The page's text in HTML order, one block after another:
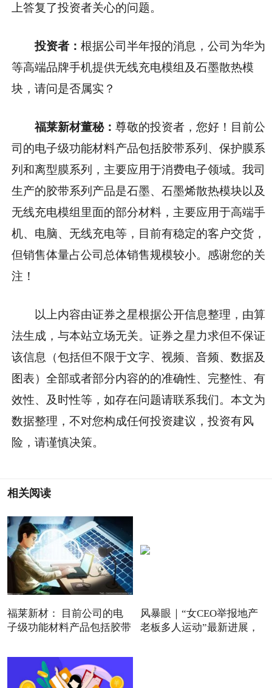
上答复了投资者关心的问题。
投资者：根据公司半年报的消息，公司为华为
等高端品牌手机提供无线充电模组及石墨散热模
块，请问是否属实？
福莱新材董秘：尊敬的投资者，您好！目前公
司的电子级功能材料产品包括胶带系列、保护膜系
列和离型膜系列，主要应用于消费电子领域。我司
生产的胶带系列产品是石墨、石墨烯散热模块以及
无线充电模组里面的部分材料，主要应用于高端手
机、电脑、无线充电等，目前有稳定的客户交货，
但销售体量占公司总体销售规模较小。感谢您的关
注！
以上内容由证券之星根据公开信息整理，由算
法生成，与本站立场无关。证券之星力求但不保证
该信息（包括但不限于文字、视频、音频、数据及
图表）全部或者部分内容的的准确性、完整性、有
效性、及时性等，如存在问题请联系我们。本文为
数据整理，不对您构成任何投资建议，投资有风
险，请谨慎决策。
相关阅读
福莱新材： 目前公司的电
子级功能材料产品包括胶带
风暴眼｜“女CEO举报地产
老板多人运动”最新进展，